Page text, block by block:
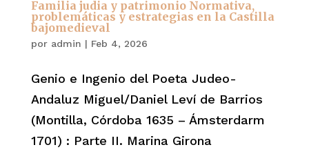
Familia judia y patrimonio Normativa,
problemáticas y estrategias en la Castilla
bajomedieval
por admin | Feb 4, 2026
Genio e Ingenio del Poeta Judeo-
Andaluz Miguel/Daniel Leví de Barrios
(Montilla, Córdoba 1635 – Ámsterdarm
1701) : Parte II. Marina Girona